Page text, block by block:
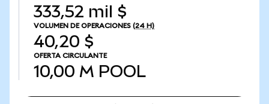
333,52 mil $
VOLUMEN DE OPERACIONES (24 H)
40,20 $
OFERTA CIRCULANTE
10,00 M POOL